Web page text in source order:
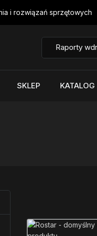
i rozwiązań sprzętowych
SKLEP KATALOG